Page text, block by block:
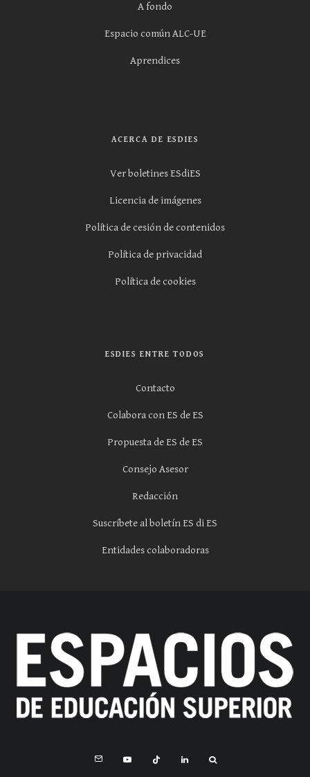
A fondo
Espacio común ALC-UE
Aprendices
ACERCA DE ESDIES
Ver boletines ESdiES
Licencia de imágenes
Política de cesión de contenidos
Política de privacidad
Política de cookies
ESDIES ENTRE TODOS
Contacto
Colabora con ES de ES
Propuesta de ES de ES
Consejo Asesor
Redacción
Suscríbete al boletín ES di ES
Entidades colaboradoras